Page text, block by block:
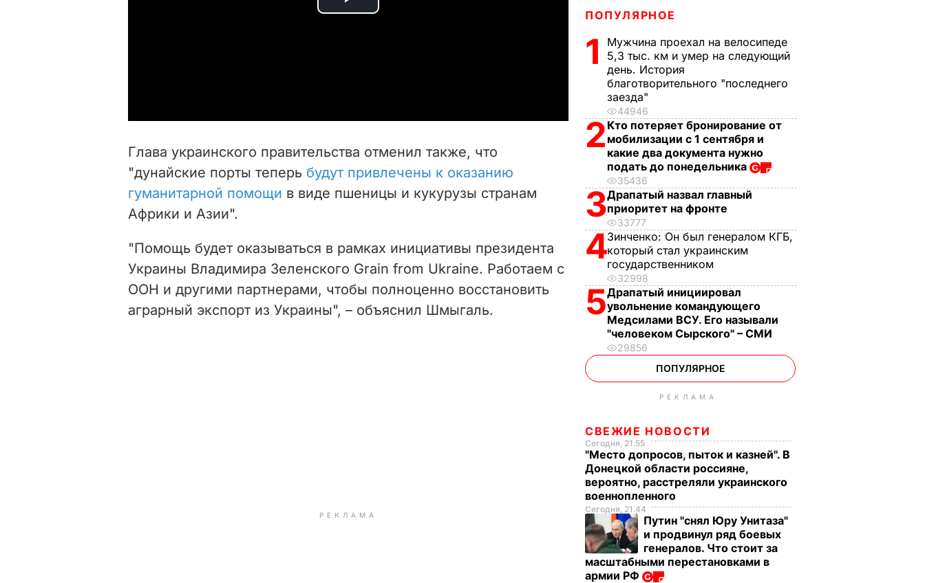
P
i
d
o
Глава украинского правительства отменил также, что
"дунайские порты теперь будут привлечены к оказанию
гуманитарной помощи в виде пшеницы и кукурузы странам
Африки и Азии".
"Помощь будет оказываться в рамках инициативы президента
Украины Владимира Зеленского Grain from Ukraine. Работаем с
ООН и другими партнерами, чтобы полноценно восстановить
аграрный экспорт из Украины", – объяснил Шмыгаль.
РЕКЛАМА
ПОПУЛЯРНОЕ
1
Мужчина проехал на велосипеде
5,3 тыс. км и умер на следующий
день. История
благотворительного "последнего
заезда"
44946
2 Кто потеряет бронирование от
мобилизации с 1 сентября и
какие два документа нужно
подать до понедельника
35436
3Драпатый назвал главный
приоритет на фронте
33777
4Зинченко: Он был генералом КГБ,
который стал украинским
государственником
32998
5Драпатый инициировал
увольнение командующего
Медсилами ВСУ. Его называли
"человеком Сырского" – СМИ
29856
ПОПУЛЯРНОЕ
РЕКЛАМА
СВЕЖИЕ НОВОСТИ
Сегодня, 21.55
"Место допросов, пыток и казней". В
Донецкой области россияне,
вероятно, расстреляли украинского
военнопленного
Сегодня, 21.44
Путин "снял Юру Унитаза"
и продвинул ряд боевых
генералов. Что стоит за
масштабными перестановками в
армии РФ